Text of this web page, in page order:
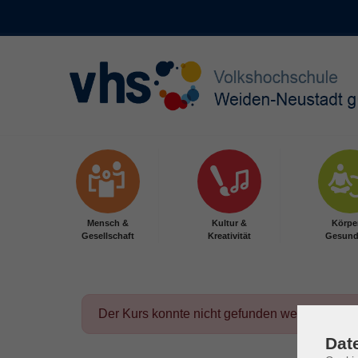
Mensch &
Gesellschaft
Kultur &
Kreativität
Der Kurs konnte nicht gefunden werden.